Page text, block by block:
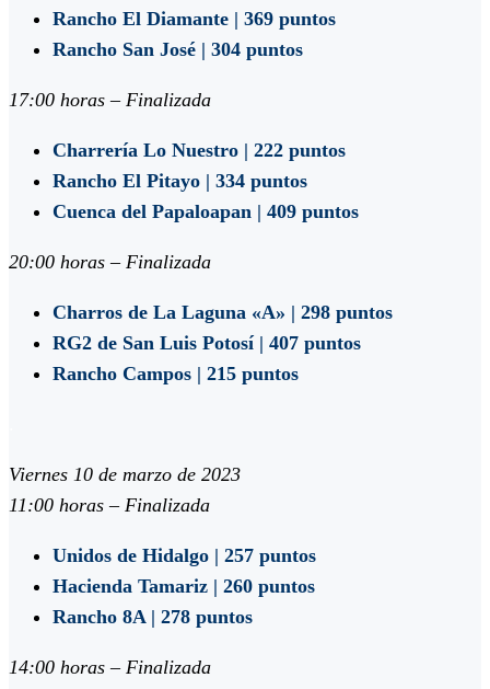
Rancho El Diamante | 369 puntos
Rancho San José | 304 puntos
17:00 horas – Finalizada
Charrería Lo Nuestro | 222 puntos
Rancho El Pitayo | 334 puntos
Cuenca del Papaloapan | 409 puntos
20:00 horas – Finalizada
Charros de La Laguna «A» | 298 puntos
RG2 de San Luis Potosí | 407 puntos
Rancho Campos | 215 puntos
Viernes 10 de marzo de 2023
11:00 horas – Finalizada
Unidos de Hidalgo | 257 puntos
Hacienda Tamariz | 260 puntos
Rancho 8A | 278 puntos
14:00 horas – Finalizada